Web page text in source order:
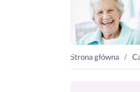
Strona główna